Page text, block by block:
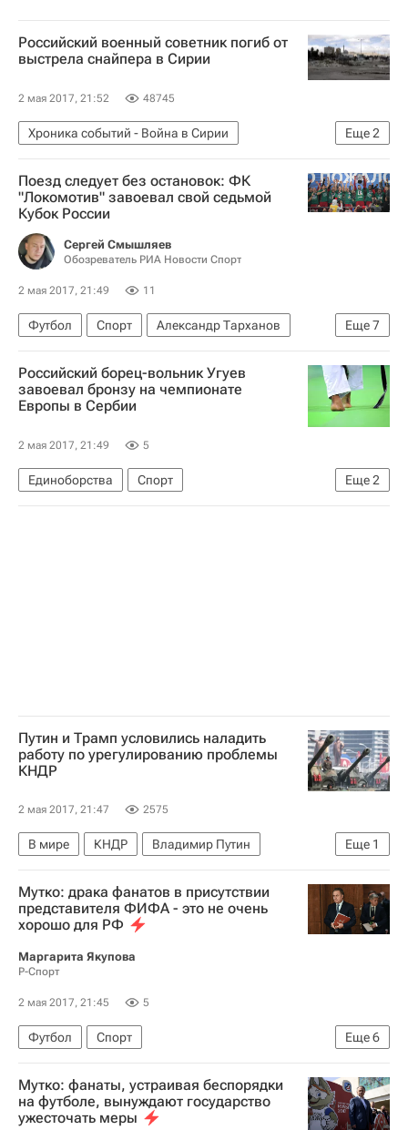
Российский военный советник погиб от
выстрела снайпера в Сирии
2 мая 2017, 21:52 48745
Еще2
Хроника событий - Война в Сирии
Война в Сирии
Сирия
Поезд следует без остановок: ФК
"Локомотив" завоевал свой седьмой
Кубок России
Сергей Смышляев
Обозреватель РИА Новости Спорт
2 мая 2017, 21:49 11
Еще7
Футбол Спорт
Александр Тарханов
Юрий Семин
Финал Кубка России - 2016/2017 по футболу между "Локомотивом" и "Уралом" в Сочи
Кубок России по футболу
Локомотив (Москва)
Алексей Миранчук
Игорь Денисов
Российский борец-вольник Угуев
завоевал бронзу на чемпионате
Европы в Сербии
2 мая 2017, 21:49 5
Еще2
Единоборства
Спорт
Чемпионат Европы по спортивной борьбе в Сербии, 2-7 мая
Путин и Трамп условились наладить
работу по урегулированию проблемы
КНДР
2 мая 2017, 21:47 2575
Еще 1
В мире КНДР
Владимир Путин
Дональд Трамп
Мутко: драка фанатов в присутствии
представителя ФИФА - это не очень
хорошо для РФ
Маргарита Якупова
Р-Спорт
2 мая 2017, 21:45 5
Еще6
Футбол
Спорт
Международная федерация футбола (ФИФА)
Виталий Мутко
Финал Кубка России - 2016/2017 по футболу между "Локомотивом" и "Уралом" в Сочи
Мутко: фанаты, устраивая беспорядки
на футболе, вынуждают государство
ужесточать меры